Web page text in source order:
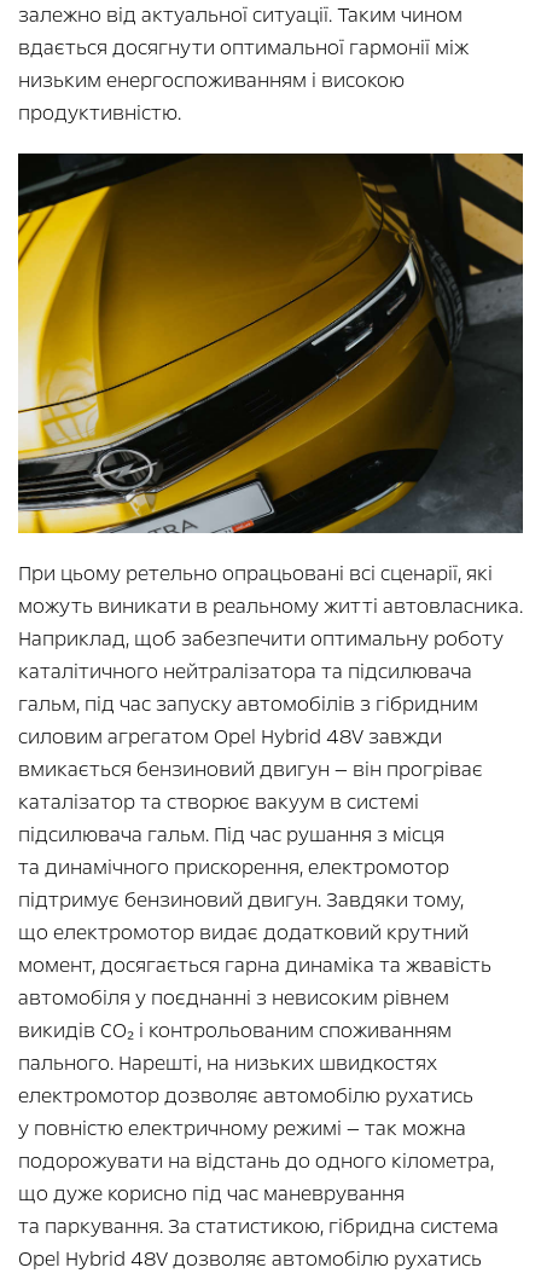
залежно від актуальної ситуації. Таким чином
вдається досягнути оптимальної гармонії між
низьким енергоспоживанням і високою
продуктивністю.
При цьому ретельно опрацьовані всі сценарії, які
можуть виникати в реальному житті автовласника.
Наприклад, щоб забезпечити оптимальну роботу
каталітичного нейтралізатора та підсилювача
гальм, під час запуску автомобілів з гібридним
силовим агрегатом Opel Hybrid 48V завжди
вмикається бензиновий двигун — він прогріває
каталізатор та створює вакуум в системі
підсилювача гальм. Під час рушання з місця
та динамічного прискорення, електромотор
підтримує бензиновий двигун. Завдяки тому,
що електромотор видає додатковий крутний
момент, досягається гарна динаміка та жвавість
автомобіля у поєднанні з невисоким рівнем
викидів CO₂ і контрольованим споживанням
пального. Нарешті, на низьких швидкостях
електромотор дозволяє автомобілю рухатись
у повністю електричному режимі — так можна
подорожувати на відстань до одного кілометра,
що дуже корисно під час маневрування
та паркування. За статистикою, гібридна система
Opel Hybrid 48V дозволяє автомобілю рухатись